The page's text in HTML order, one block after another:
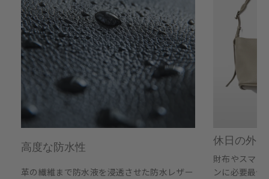
高度な防水性
革の繊維まで防水液を浸透させた防水レザー
休日の外
財布やスマー
ンに必要最低